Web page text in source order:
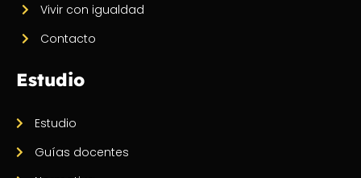
Vivir con igualdad
Contacto
Estudio
Estudio
Guías docentes